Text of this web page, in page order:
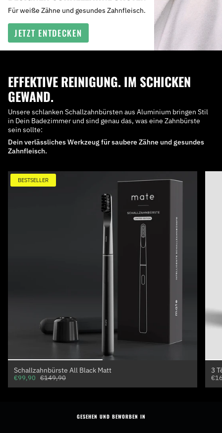
Für weiße Zähne und gesundes Zahnfleisch.
JETZT ENTDECKEN
EFFEKTIVE REINIGUNG. IM SCHICKEN
GEWAND.
Unsere schlanken Schallzahnbürsten aus Aluminium bringen Stil
in Dein Badezimmer und sind genau das, was eine Zahnbürste
sein sollte:
Dein verlässliches Werkzeug für saubere Zähne und gesundes
Zahnfleisch.
BESTSELLER
Schallzahnbürste All Black Matt
€99,90 €149,90
3
GESEHEN UND BEWORBEN IN